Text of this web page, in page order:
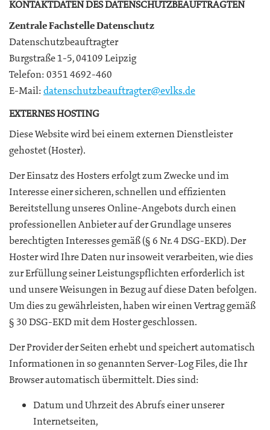
KONTAKTDATEN DES DATENSCHUTZBEAUFTRAGTEN
Zentrale Fachstelle Datenschutz
Datenschutzbeauftragter
Burgstraße 1-5, 04109 Leipzig
Telefon: 0351 4692-460
E-Mail:datenschutzbeauftragter@evlks.de
EXTERNES HOSTING
Diese Website wird bei einem externen Dienstleister
gehostet (Hoster).
Der Einsatz des Hosters erfolgt zum Zwecke und im
Interesse einer sicheren, schnellen und effizienten
Bereitstellung unseres Online-Angebots durch einen
professionellen Anbieter auf der Grundlage unseres
berechtigten Interesses gemäß (§ 6 Nr. 4 DSG-EKD). Der
Hoster wird Ihre Daten nur insoweit verarbeiten, wie dies
zur Erfüllung seiner Leistungspflichten erforderlich ist
und unsere Weisungen in Bezug auf diese Daten befolgen.
Um dies zu gewährleisten, haben wir einen Vertrag gemäß
§ 30 DSG-EKD mit dem Hoster geschlossen.
Der Provider der Seiten erhebt und speichert automatisch
Informationen in so genannten Server-Log Files, die Ihr
Browser automatisch übermittelt. Dies sind:
Datum und Uhrzeit des Abrufs einer unserer
Internetseiten,